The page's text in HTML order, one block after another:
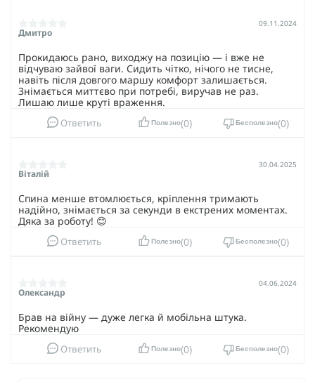
Дмитро
09.11.2024
Прокидаюсь рано, виходжу на позицію — і вже не
відчуваю зайвої ваги. Сидить чітко, нічого не тисне,
навіть після довгого маршу комфорт залишається.
Знімається миттєво при потребі, виручав не раз.
Лишаю лише круті враження.
Ответить Полезно 0 Бесполезно 0
Віталій
30.04.2025
Спина менше втомлюється, кріплення тримають
надійно, знімається за секунди в екстрених моментах.
Дяка за роботу! 😊
Ответить Полезно 0 Бесполезно 0
Олександр
04.06.2024
Брав на війну — дуже легка й мобільна штука.
Рекомендую
Ответить Полезно 0 Бесполезно 0